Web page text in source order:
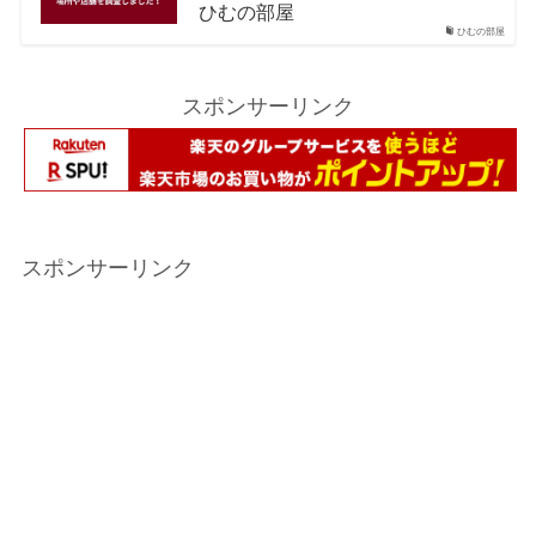
ひむの部屋
ひむの部屋
スポンサーリンク
スポンサーリンク